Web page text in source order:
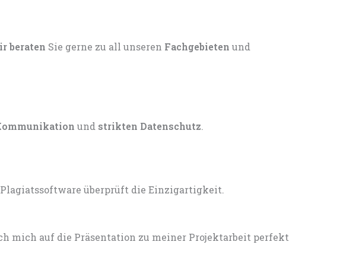
beraten Sie gerne zu all unseren Fachgebieten und
und strikten Datenschutz.
überprüft die Einzigartigkeit.
mich auf die Präsentation zu meiner Projektarbeit perfekt